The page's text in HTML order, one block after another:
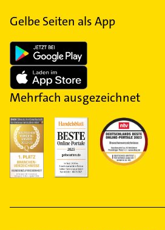
Gelbe Seiten als App
Mehrfach ausgezeichnet